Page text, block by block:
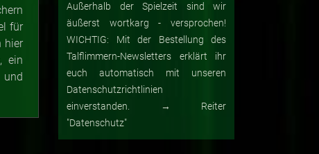
für
hier
ein
Außerhalb der Spielzeit sind wir
äußerst wortkarg - versprochen!
WICHTIG: Mit der Bestellung des
Talflimmern-Newsletters erklärt ihr
euch automatisch mit unseren
Datenschutzrichtlinien
einverstanden. → Reiter
"Datenschutz"